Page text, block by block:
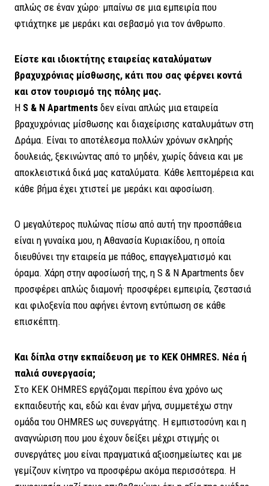
απλώς σε έναν χώρο· μπαίνω σε μια εμπειρία που
φτιάχτηκε με μεράκι και σεβασμό για τον άνθρωπο.
Είστε και ιδιοκτήτης εταιρείας καταλύματων
βραχυχρόνιας μίσθωσης, κάτι που σας φέρνει κοντά
και στον τουρισμό της πόλης μας.
Η S & N Apartments δεν είναι απλώς μια εταιρεία
βραχυχρόνιας μίσθωσης και διαχείρισης καταλυμάτων στη
Δράμα. Είναι το αποτέλεσμα πολλών χρόνων σκληρής
δουλειάς, ξεκινώντας από το μηδέν, χωρίς δάνεια και με
αποκλειστικά δικά μας καταλύματα. Κάθε λεπτομέρεια και
κάθε βήμα έχει χτιστεί με μεράκι και αφοσίωση.
Ο μεγαλύτερος πυλώνας πίσω από αυτή την προσπάθεια
είναι η γυναίκα μου, η Αθανασία Κυριακίδου, η οποία
διευθύνει την εταιρεία με πάθος, επαγγελματισμό και
όραμα. Χάρη στην αφοσίωσή της, η S & N Apartments δεν
προσφέρει απλώς διαμονή· προσφέρει εμπειρία, ζεστασιά
και φιλοξενία που αφήνει έντονη εντύπωση σε κάθε
επισκέπτη.
Και δίπλα στην εκπαίδευση με το ΚΕΚ OHMRES. Νέα ή
παλιά συνεργασία;
Στο ΚΕΚ OHMRES εργάζομαι περίπου ένα χρόνο ως
εκπαιδευτής και, εδώ και έναν μήνα, συμμετέχω στην
ομάδα του OHMRES ως συνεργάτης. Η εμπιστοσύνη και η
αναγνώριση που μου έχουν δείξει μέχρι στιγμής οι
συνεργάτες μου είναι πραγματικά αξιοσημείωτες και με
γεμίζουν κίνητρο να προσφέρω ακόμα περισσότερα. Η